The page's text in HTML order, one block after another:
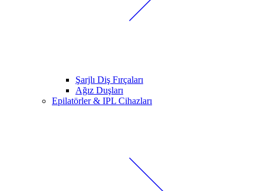
Şarjlı Diş Fırçaları
Ağız Duşları
Epilatörler & IPL Cihazları